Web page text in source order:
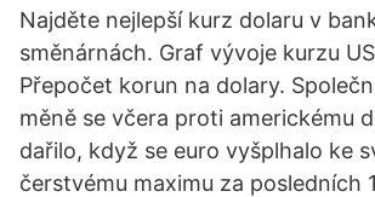
Najděte nejlepší kurz dolaru v
směnárnách. Graf vývoje kurzu
Přepočet korun na dolary.
měně se včera proti americkému
dařilo, když se euro vyšplhalo ke
čerstvému maximu za posledních